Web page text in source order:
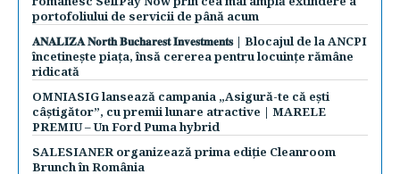
portofoliului de servicii de până acum
𝐀𝐍𝐀𝐋𝐈𝐙𝐀 𝐍𝐨𝐫𝐭𝐡 𝐁𝐮𝐜𝐡𝐚𝐫𝐞𝐬𝐭 𝐈𝐧𝐯𝐞𝐬𝐭𝐦𝐞𝐧𝐭𝐬 | Blocajul de la ANCPI
încetinește piața, însă cererea pentru locuințe rămâne
ridicată
OMNIASIG lansează campania „Asigură-te că ești
câștigător”, cu premii lunare atractive | MARELE
PREMIU – Un Ford Puma hybrid
SALESIANER organizează prima ediție Cleanroom
Brunch în România